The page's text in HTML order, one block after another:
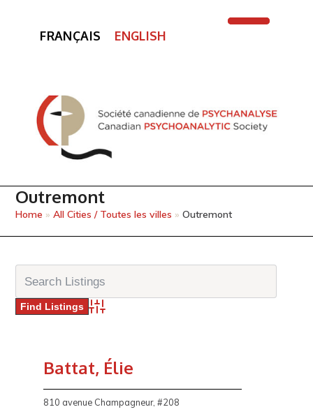
FRANÇAIS ENGLISH
Outremont
Home »All Cities / Toutes les villes »Outremont
Advanced Search
Battat, Élie
810 avenue Champagneur, #208